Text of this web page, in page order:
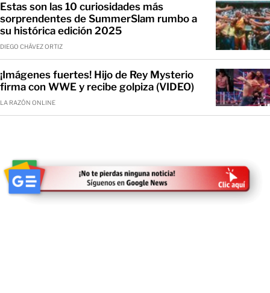
Estas son las 10 curiosidades más
sorprendentes de SummerSlam rumbo a
su histórica edición 2025
DIEGO CHÁVEZ ORTIZ
¡Imágenes fuertes! Hijo de Rey Mysterio
firma con WWE y recibe golpiza (VIDEO)
LA RAZÓN ONLINE